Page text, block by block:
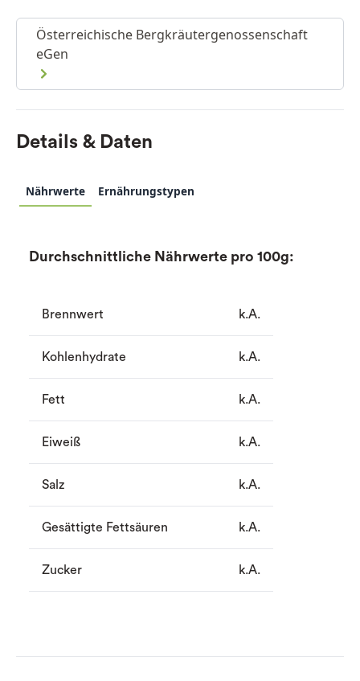
Österreichische Bergkräutergenossenschaft
eGen
Details & Daten
Nährwerte Ernährungstypen
Durchschnittliche Nährwerte pro 100g:
Brennwert k.A.
Kohlenhydrate k.A.
Fett k.A.
Eiweiß k.A.
Salz k.A.
Gesättigte Fettsäuren k.A.
Zucker k.A.